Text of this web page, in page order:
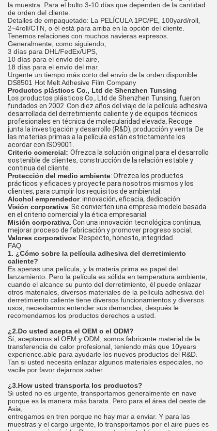
la muestra. Para el bulto 3-10 días que dependen de la cantidad
de orden del cliente.
Detalles de empaquetado: La PELÍCULA 1PC/PE, 100yard/roll,
2~4roll/CTN, o él está para arriba en la opción del cliente.
Tenemos relaciones con muchos navieras expresos.
Generalmente, como siguiendo,
3 días para DHL/FedEx/UPS,
10 días para el envío del aire,
18 días para el envío del mar.
Urgente un tiempo más corto del envío de la orden disponible
DS8501 Hot Melt Adhesive Film Company
Productos plásticos Co., Ltd de Shenzhen Tunsing
Los productos plásticos Co., Ltd de Shenzhen Tunsing, fueron
fundados en 2002. Con diez años del viaje de la película adhesiva
desarrollada del derretimiento caliente y de equipos técnicos
profesionales en técnica de molecularidad elevada. Recoge
junta la investigación y desarrollo (R&D), producción y venta. De
las materias primas a la película están estrictamente los
acordar con ISO9001.
Criterio comercial: Ofrezca la solución original para el desarrollo
sostenible de clientes, construcción de la relación estable y
continua del cliente.
Protección del medio ambiente: Ofrezca los productos
prácticos y eficaces y proyecte para nosotros mismos y los
clientes, para cumplir los requisitos de ambiental.
Alcohol emprendedor: innovación, eficacia, dedicación
Visión corporativa: Se convierten una empresa modelo basada
en el criterio comercial y la ética empresarial.
Misión corporativa: Con una innovación tecnológica continua,
mejorar proceso de fabricación y promover progreso social.
Valores corporativos: Respecto, honesto, integridad.
FAQ
1. ¿Cómo sobre la película adhesiva del derretimiento
caliente?
Es apenas una película, y la materia prima es papel del
lanzamiento. Pero la película es sólida en temperatura ambiente,
cuando el alcance su punto del derretimiento, él puede enlazar
otros materiales, diversos materiales de la película adhesiva del
derretimiento caliente tiene diversos funcionamientos y diversos
usos, necesitamos entender sus demandas, después le
recomendamos los productos derechos a usted.
¿2.Do usted acepta el OEM o el ODM?
Sí, aceptamos al OEM y ODM, somos fabricante material de la
transferencia de calor profesional, teniendo más que 10years
experience.able para ayudarle los nuevos productos del R&D.
Tan si usted necesita enlazar algunos materiales especiales, no
vacile por favor dejarnos saber.
¿3.How usted transporta los productos?
Si usted no es urgente, transportamos generalmente en nave
porque es la manera más barata. Pero para el área del oeste de
Asia,
entregamos en tren porque no hay mar a enviar. Y para las
muestras y el cargo urgente, lo transportamos por el aire pues es